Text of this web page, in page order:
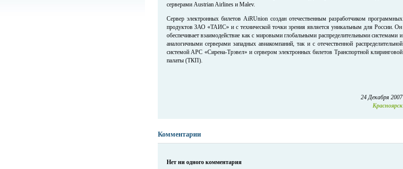
серверами Austrian Airlines и Malev.
Сервер электронных билетов AiRUnion создан отечественным разработчиком программных
продуктов ЗАО «ТАИС» и с технической точки зрения является уникальным для России. Он
обеспечивает взаимодействие как с мировыми глобальными распределительными системами и
аналогичными серверами западных авиакомпаний, так и с отечественной распределительной
системой АРС «Сирена-Трэвел» и сервером электронных билетов Транспортной клиринговой
палаты (ТКП).
24 Декабря 2007
Красноярск
Комментарии
Нет ни одного комментария